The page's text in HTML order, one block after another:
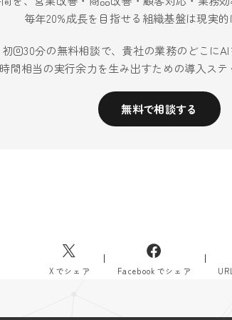
毎年20%成長を目指せる組織基盤は現実的
初回30分の無料相談で、貴社の業務のどこにAI
間相当の実行余力を生み出すための導入ステ
無料で相談する
Xでシェア Facebookでシェア